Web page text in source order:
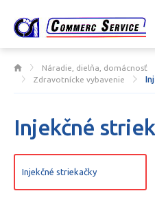
Náradie, dielňa, domácnosť
Zdravotnícke vybavenie
Injekčné
Injekčné striekačky